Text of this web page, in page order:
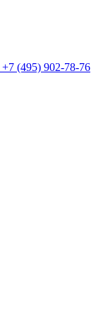
+7 (495) 902-78-76